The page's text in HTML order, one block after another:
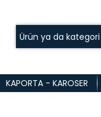
KAPORTA - KAROSER